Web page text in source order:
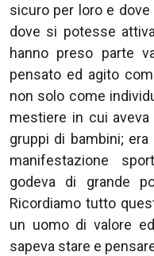
sicuro per loro e
dove si potesse
hanno preso parte
pensato ed agito
non solo come
mestiere in cui
gruppi di bambini;
manifestazione
godeva di grande
Ricordiamo tutto
un uomo di valore
sapeva stare e